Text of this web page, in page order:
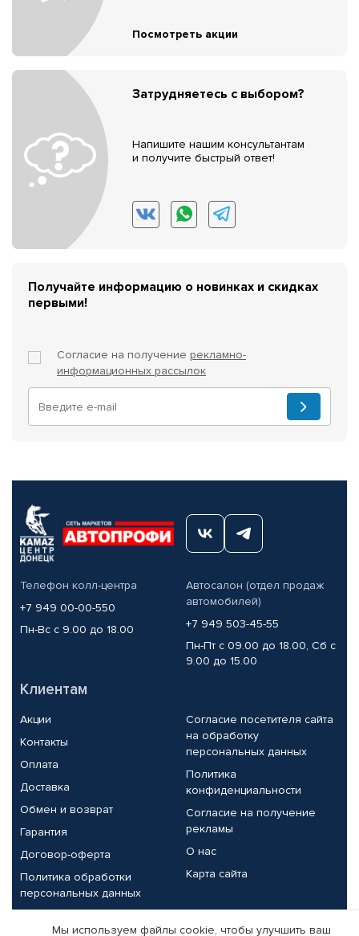
Посмотреть акции
Затрудняетесь с выбором?
Напишите нашим консультантам
и получите быстрый ответ!
Получайте информацию о новинках и скидках
первыми!
Согласие на получение рекламно-
информационных рассылок
Телефон колл-центра
+7 949 00-00-550
Пн-Вс с 9.00 до 18.00
Автосалон (отдел продаж
автомобилей)
+7 949 503-45-55
Пн-Пт с 09.00 до 18.00, Сб с
9.00 до 15.00
Клиентам
Акции
Контакты
Оплата
Доставка
Обмен и возврат
Гарантия
Договор-оферта
Политика обработки
персональных данных
Согласие посетителя сайта
на обработку
персональных данных
Политика
конфиденциальности
Согласие на получение
рекламы
О нас
Карта сайта
Партнерам
Мы используем файлы cookie, чтобы улучшить ваш